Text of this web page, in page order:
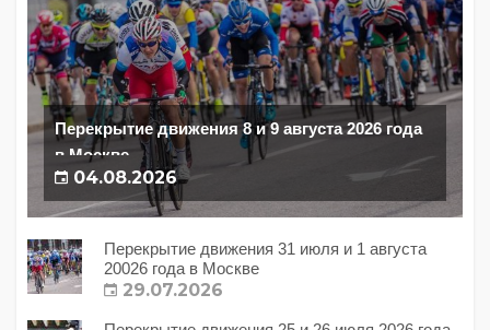
Перекрытие движения 8 и 9 августа 2026 года
в Москве
04.08.2026
Перекрытие движения 31 июля и 1 августа
20026 года в Москве
29.07.2026